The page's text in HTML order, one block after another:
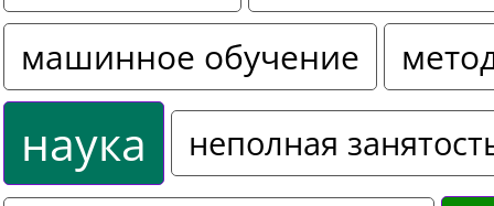
машинное обучение
наука
неполная